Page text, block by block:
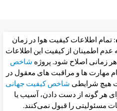
تمام اطلاعات کیفیت هوا در زمان
عدم اطمینان از کیفیت این اطلاعات
زمانی اصلاح شود. پروژهشاخص
مهارت ها و مراقبت های معقول در
هیچ شرایطیشاخص کیفیت جهانی
هر گونه از دست دادن، آسیب یا
مسئولیتی را قبول نمی‌کنند.